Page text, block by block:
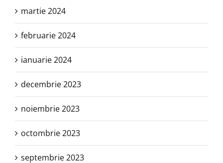
martie 2024
februarie 2024
ianuarie 2024
decembrie 2023
noiembrie 2023
octombrie 2023
septembrie 2023